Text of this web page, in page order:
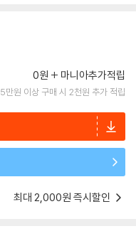
0원 마니아추가적립
5만원 이상 구매 시 2천원 추가 적립
최대 2,000원 즉시할인